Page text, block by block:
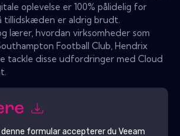
oplevelse er 100% pålidelig for
tillidskæden er aldrig brudt.
lærer, hvordan virksomheder som
Football Club, Hendrix
tackle disse udfordringer med Cloud
denne formular accepterer du Veeam